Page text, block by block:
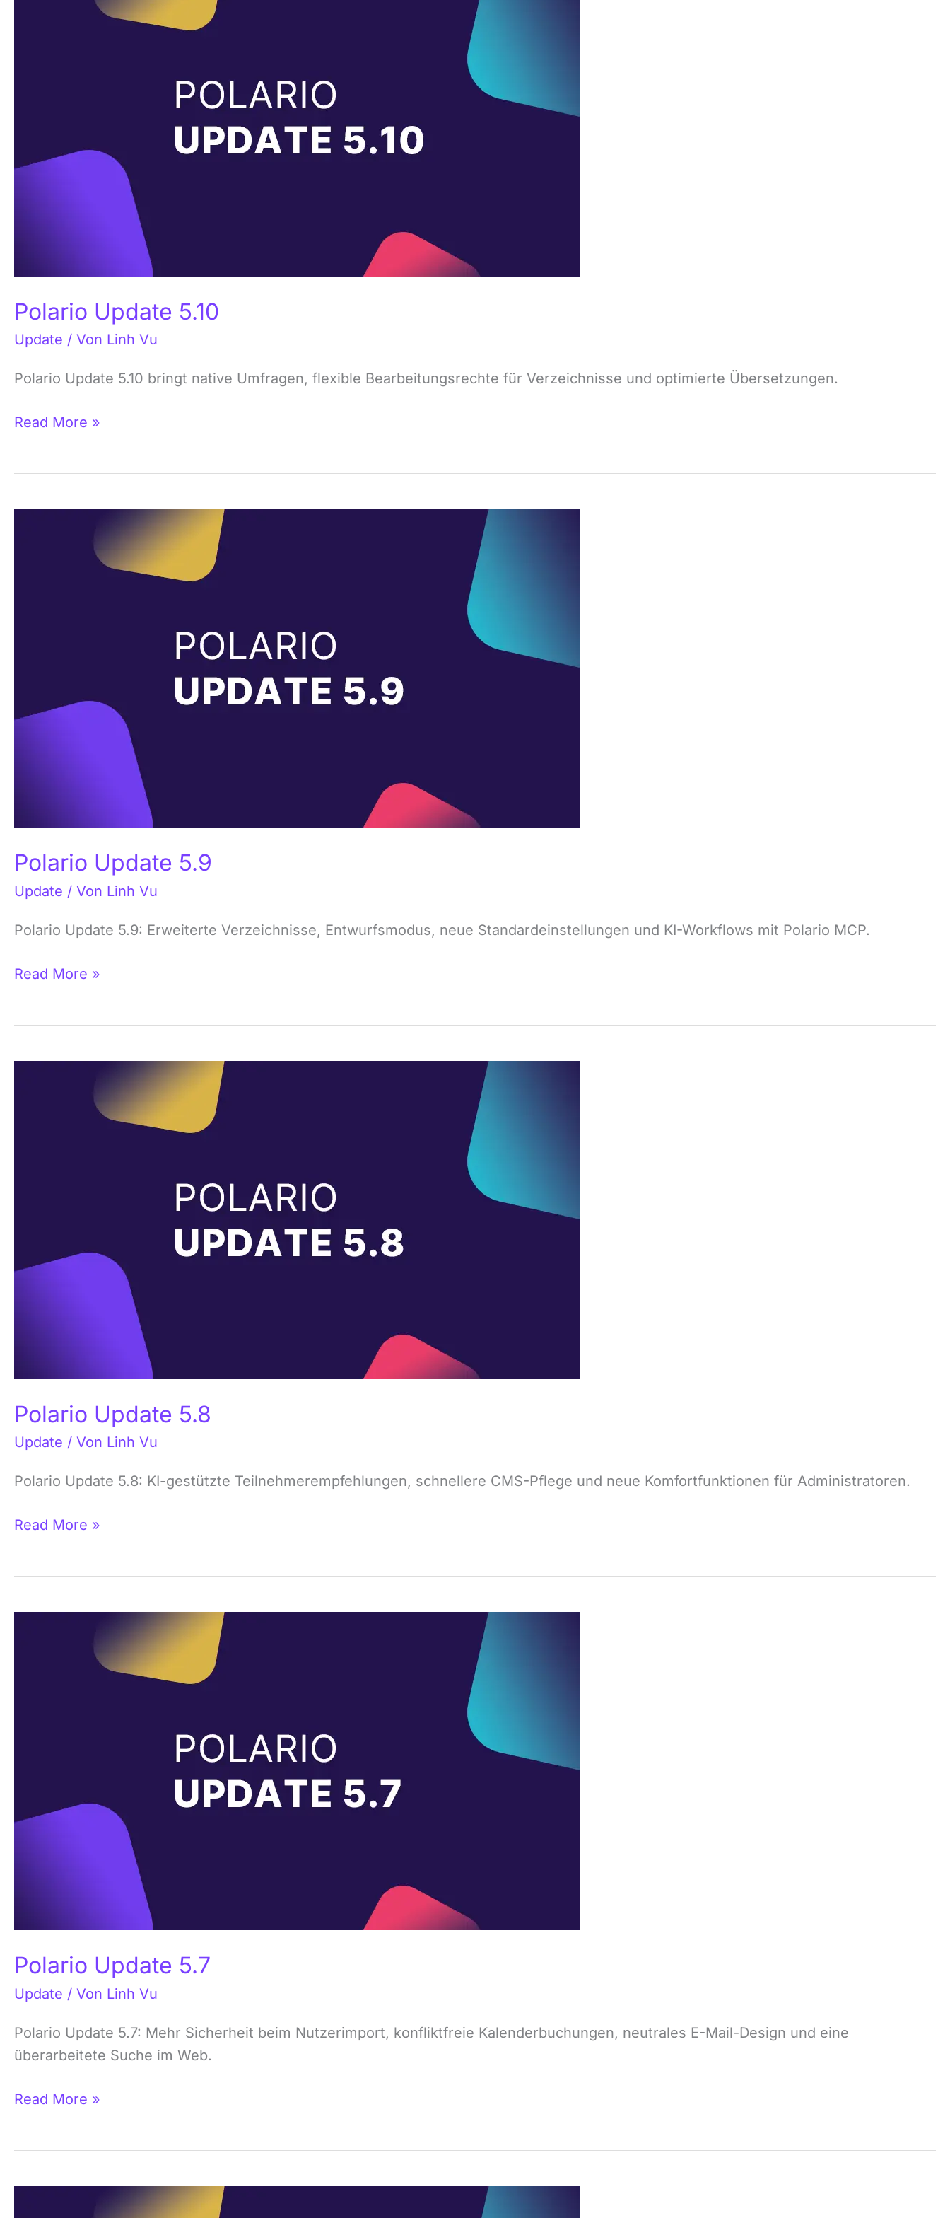
Polario Update 5.10
Update / Von Linh Vu
Polario Update 5.10 bringt native Umfragen, flexible Bearbeitungsrechte für Verzeichnisse und optimierte Übersetzungen.
Read More »
Polario Update 5.9
Update / Von Linh Vu
Polario Update 5.9: Erweiterte Verzeichnisse, Entwurfsmodus, neue Standardeinstellungen und KI-Workflows mit Polario MCP.
Read More »
Polario Update 5.8
Update / Von Linh Vu
Polario Update 5.8: KI-gestützte Teilnehmerempfehlungen, schnellere CMS-Pflege und neue Komfortfunktionen für Administratoren.
Read More »
Polario Update 5.7
Update / Von Linh Vu
Polario Update 5.7: Mehr Sicherheit beim Nutzerimport, konfliktfreie Kalenderbuchungen, neutrales E-Mail-Design und eine
überarbeitete Suche im Web.
Read More »